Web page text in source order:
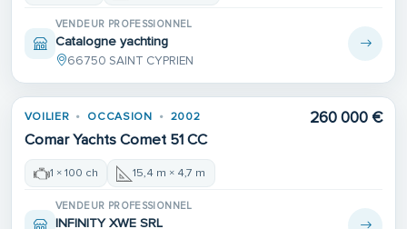
VENDEUR PROFESSIONNEL
Catalogne yachting
66750 SAINT CYPRIEN
VOILIER OCCASION 2002
Comar Yachts Comet 51 CC
260 000 €
1 × 100 ch 15,4 m × 4,7 m
VENDEUR PROFESSIONNEL
INFINITY XWE SRL